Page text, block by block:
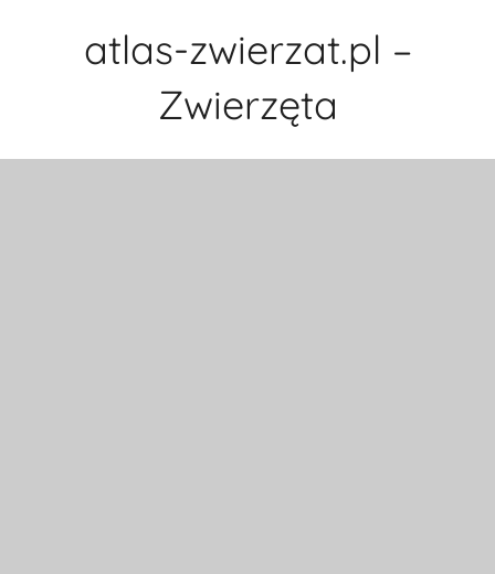
atlas-zwierzat.pl –
Zwierzęta